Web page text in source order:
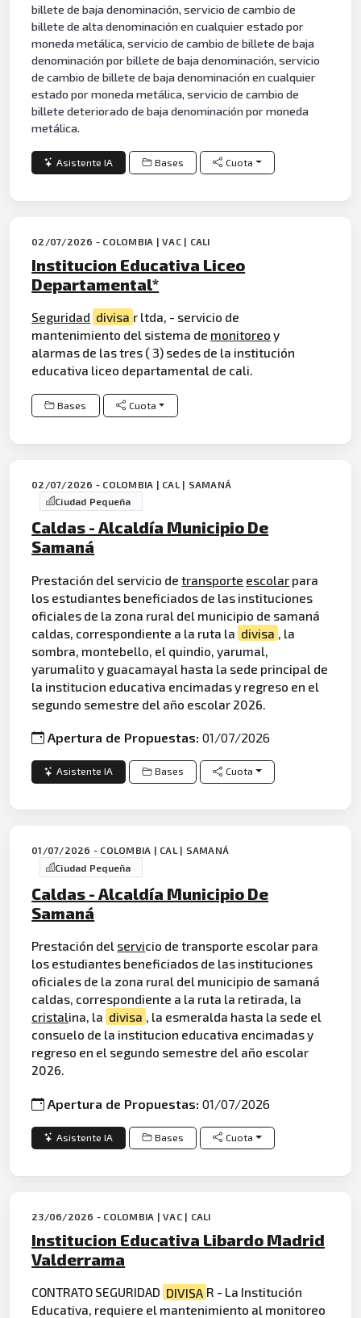
billete de baja denominación, servicio de cambio de
billete de alta denominación en cualquier estado por
moneda metálica, servicio de cambio de billete de baja
denominación por billete de baja denominación, servicio
de cambio de billete de baja denominación en cualquier
estado por moneda metálica, servicio de cambio de
billete deteriorado de baja denominación por moneda
metálica.
Asistente IA Bases Cuota
02/07/2026 - COLOMBIA | VAC | CALI
Institucion Educativa Liceo
Departamental*
Seguridad divisa r ltda, - servicio de
mantenimiento del sistema de monitoreo y
alarmas de las tres ( 3) sedes de la institución
educativa liceo departamental de cali.
Bases Cuota
02/07/2026 - COLOMBIA | CAL | SAMANÁ
Ciudad Pequeña
Caldas - Alcaldía Municipio De
Samaná
Prestación del servicio detransporte escolar para
los estudiantes beneficiados de las instituciones
oficiales de la zona rural del municipio de samaná
caldas, correspondiente a la ruta la divisa
, la
sombra, montebello, el quindio, yarumal,
yarumalito y guacamayal hasta la sede principal de
la institucion educativa encimadas y regreso en el
segundo semestre del año escolar 2026.
Apertura de Propuestas:01/07/2026
Asistente IA Bases Cuota
01/07/2026 - COLOMBIA | CAL | SAMANÁ
Ciudad Pequeña
Caldas - Alcaldía Municipio De
Samaná
Prestación del servicio de transporte escolar para
los estudiantes beneficiados de las instituciones
oficiales de la zona rural del municipio de samaná
caldas, correspondiente a la ruta la retirada, la
cristalina, la divisa , la esmeralda hasta la sede el
consuelo de la institucion educativa encimadas y
regreso en el segundo semestre del año escolar
2026.
Apertura de Propuestas:01/07/2026
Asistente IA Bases Cuota
23/06/2026 - COLOMBIA | VAC | CALI
Institucion Educativa Libardo Madrid
Valderrama
CONTRATO SEGURIDAD DIVISA R - La Institución
Educativa, requiere el mantenimiento al monitoreo